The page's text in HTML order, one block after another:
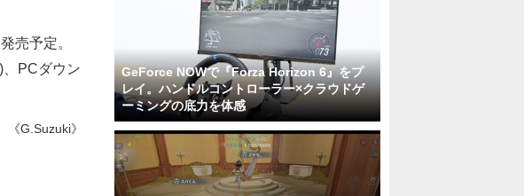
売予定。
PCダウン
《G.Suzuki》
GeForce NOWで『Forza Horizon 6』をプ
レイ。ハンドルコントローラー×クラウドゲ
ーミングの底力を体感